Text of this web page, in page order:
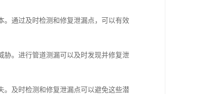
。通过及时检测和修复泄漏点，可以有效
胁。进行管道测漏可以及时发现并修复泄
。及时检测和修复泄漏点可以避免这些潜